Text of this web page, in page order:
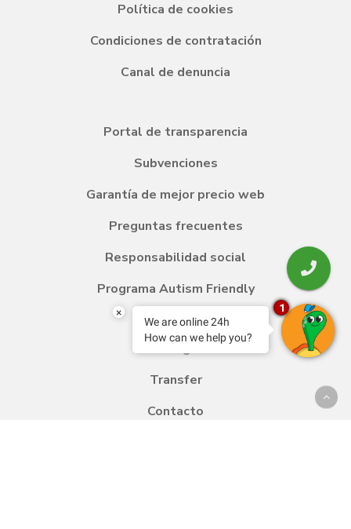
Política de cookies
Condiciones de contratación
Canal de denuncia
Portal de transparencia
Subvenciones
Garantía de mejor precio web
Preguntas frecuentes
Responsabilidad social
Programa Autism Friendly
Transfer
Contacto
×
We are online 24h
How can we help you?
1